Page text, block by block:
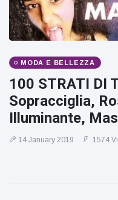
MODA E BELLEZZA
100 STRATI DI
Sopracciglia,
Illuminante,
14 January 2019 1574